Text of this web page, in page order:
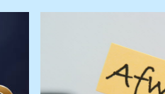
Praktijknieuws
Afwezigheid